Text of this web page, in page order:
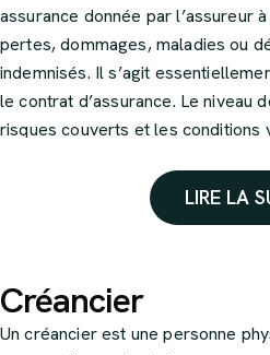
assurance donnée par l’assureur
pertes, dommages, maladies ou
indemnisés. Il s’agit
le contrat d’assurance. Le niveau
risques couverts et les conditions
LIRE LA
Créancier
Un créancier est une personne